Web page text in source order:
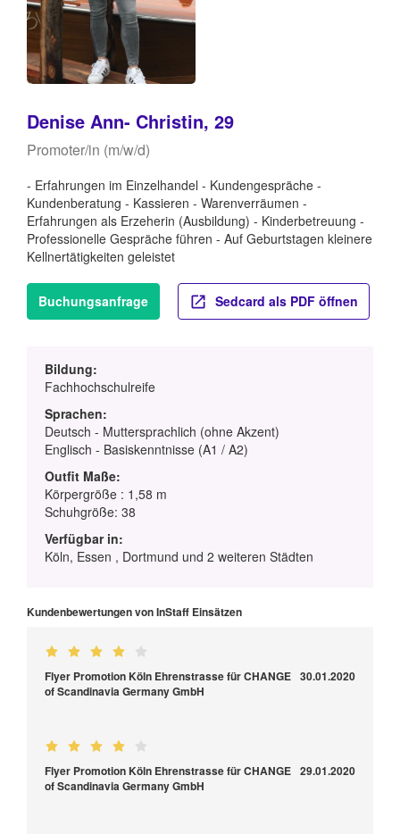
Denise Ann- Christin, 29
Promoter/in (m/w/d)
- Erfahrungen im Einzelhandel - Kundengespräche -
Kundenberatung - Kassieren - Warenverräumen -
Erfahrungen als Erzeherin (Ausbildung) - Kinderbetreuung -
Professionelle Gespräche führen - Auf Geburtstagen kleinere
Kellnertätigkeiten geleistet
Buchungsanfrage Sedcard als PDF öffnen
Bildung:
Fachhochschulreife
Sprachen:
Deutsch - Muttersprachlich (ohne Akzent)
Englisch - Basiskenntnisse (A1 / A2)
Outfit Maße:
Körpergröße : 1,58 m
Schuhgröße: 38
Verfügbar in:
Köln, Essen , Dortmund und 2 weiteren Städten
Kundenbewertungen von InStaff Einsätzen
Flyer Promotion Köln Ehrenstrasse für CHANGE
of Scandinavia Germany GmbH
30.01.2020
Flyer Promotion Köln Ehrenstrasse für CHANGE
of Scandinavia Germany GmbH
29.01.2020